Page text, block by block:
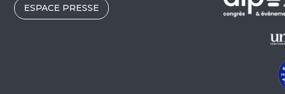
ESPACE PRESSE